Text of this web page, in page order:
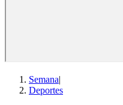
Semana|
Deportes